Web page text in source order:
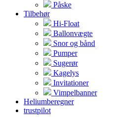
Påske
Tilbehør
Hi-Float
Ballonvægte
Snor og bånd
Pumper
Sugerør
Kagelys
Invitationer
Vimpelbanner
Heliumberegner
trustpilot